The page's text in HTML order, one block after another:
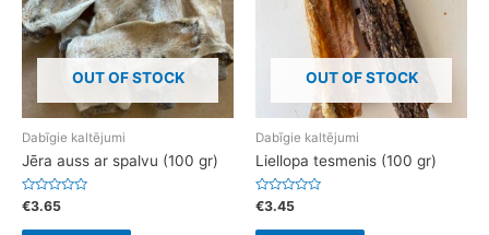
OUT OF STOCK
Dabīgie kaltējumi
Jēra auss ar spalvu (100 gr)
Rated
0
out
€3.65
OUT OF STOCK
Dabīgie kaltējumi
Liellopa tesmenis (100 gr)
Rated
0
out
€3.45